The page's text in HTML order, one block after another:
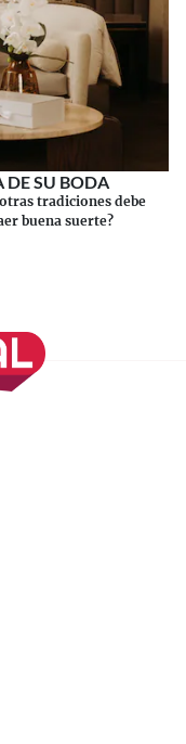
DE SU BODA
tradiciones debe
buena suerte?